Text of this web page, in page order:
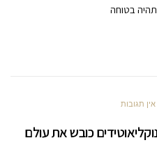
בטוחה
אין תגובות
כובש את עולם